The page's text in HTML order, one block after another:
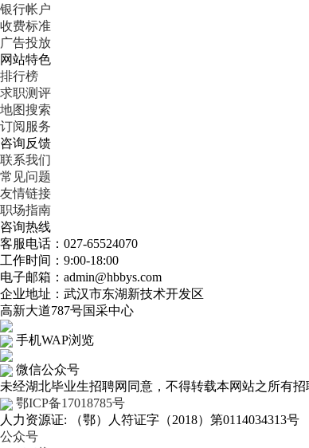
银行帐户
收费标准
广告投放
网站特色
排行榜
求职测评
地图搜索
订阅服务
咨询反馈
联系我们
常见问题
友情链接
职场指南
咨询热线
客服电话：027-65524070
工作时间：9:00-18:00
电子邮箱：admin@hbbys.com
企业地址：武汉市东湖新技术开发区
高新大道787号国采中心
手机WAP浏览
微信公众号
未经湖北毕业生招聘网同意，不得转载本网站之所有
鄂ICP备17018785号
人力资源证: （鄂）人符证字（2018）第0114034313号
公众号